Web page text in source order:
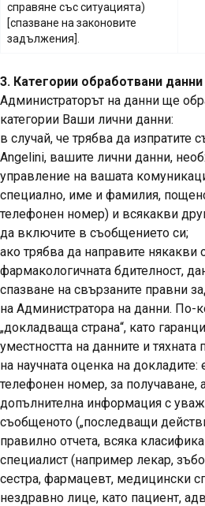
справяне със ситуацията)
[спазване на законовите
задължения]
3. Категории обработвани данни
Администраторът на данни ще
категории Ваши лични данни:
в случай, че трябва да изпратите
Angelini, вашите лични данни,
управление на вашата
специално, име и фамилия,
телефонен номер) и всякакви
да включите в съобщението си;
ако трябва да направите някакви
фармакологичната бдителност,
спазване на свързаните правни
на Администратора на данни. По-
„докладваща страна“, като
уместността на данните и
на научната оценка на
телефонен номер, за получаване,
допълнителна информация с
съобщеното („последващи
правилно отчета, всяка
специалист (например лекар,
сестра, фармацевт, медицински
нездравно лице, като пациент,